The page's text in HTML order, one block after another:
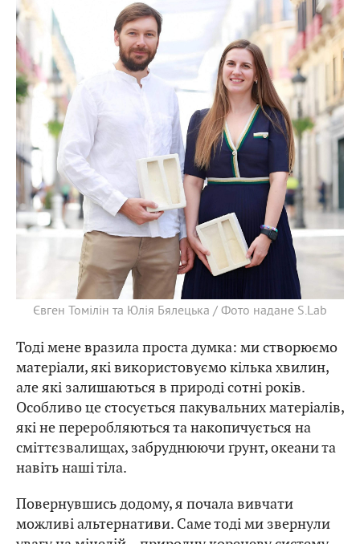
Євген Томілін та Юлія Бялецька / Фото надане S.Lab
Тоді мене вразила проста думка: ми створюємо
матеріали, які використовуємо кілька хвилин,
але які залишаються в природі сотні років.
Особливо це стосується пакувальних матеріалів,
які не переробляються та накопичується на
сміттєзвалищах, забруднюючи ґрунт, океани та
навіть наші тіла.
Повернувшись додому, я почала вивчати
можливі альтернативи. Саме тоді ми звернули